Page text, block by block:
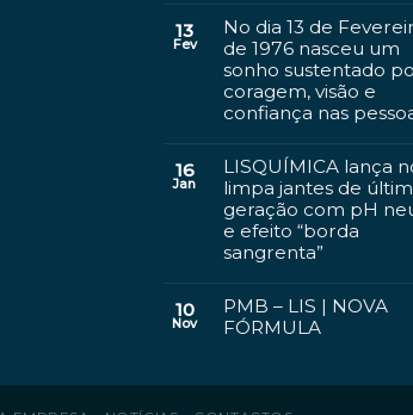
13
Fev
No dia 13 de
de 1976 nasceu um
sonho sustentado
coragem, visão e
confiança nas
16
Jan
LISQUÍMICA lança
limpa jantes de
geração com pH
e efeito “borda
sangrenta”
10
Nov
PMB – LIS | NOVA
FÓRMULA